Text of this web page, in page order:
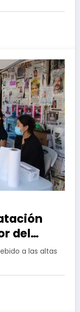
del
a las altas